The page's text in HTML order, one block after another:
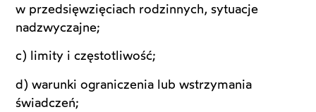
w przedsięwzięciach rodzinnych, sytuacje
nadzwyczajne;
c) limity i częstotliwość;
d) warunki ograniczenia lub wstrzymania
świadczeń;